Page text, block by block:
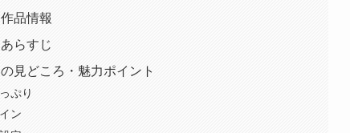
品情報
らすじ
見どころ・魅力ポイント
ぷり
ン